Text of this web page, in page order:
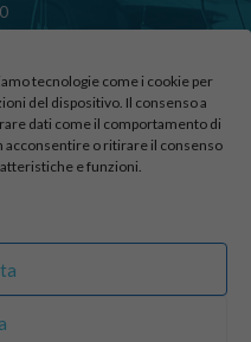
tecnologie come i cookie per
del dispositivo. Il consenso a
dati come il comportamento di
acconsentire o ritirare il consenso
e funzioni.